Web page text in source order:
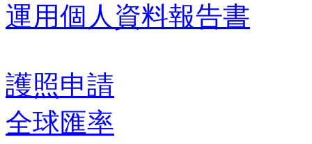
運用個人資料報告書
護照申請
全球匯率